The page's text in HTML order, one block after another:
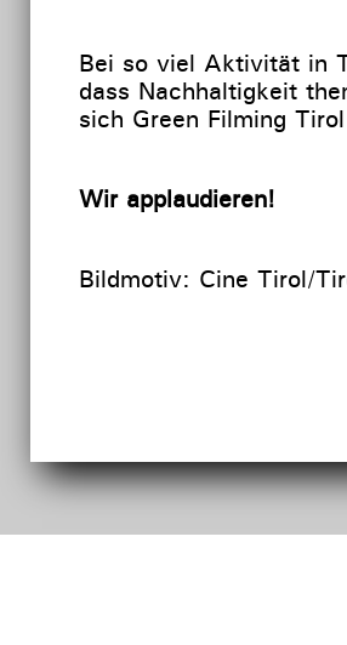
Bei so viel Aktivität in
dass Nachhaltigkeit
sich Green Filming
Wir applaudieren!
Bildmotiv: Cine Tirol/